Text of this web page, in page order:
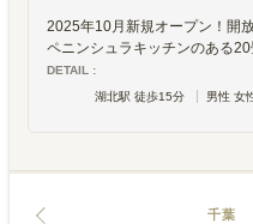
2025年10月新規オープン！開
ペニンシュラキッチンのある
DETAIL :
湖北駅 徒歩15分
男性 女
千葉